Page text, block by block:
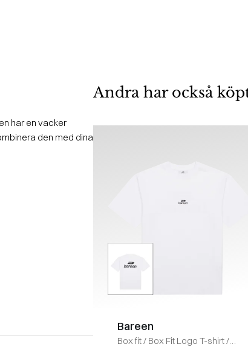
har en vacker
den med dina
Andra har också
Bareen
Box fit/ Box Fit Logo T-shirt/